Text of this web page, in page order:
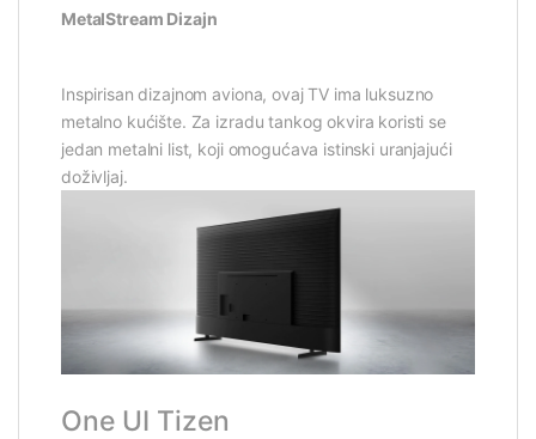
MetalStream Dizajn
Inspirisan dizajnom aviona, ovaj TV ima luksuzno
metalno kućište. Za izradu tankog okvira koristi se
jedan metalni list, koji omogućava istinski uranjajući
doživljaj.
One UI Tizen